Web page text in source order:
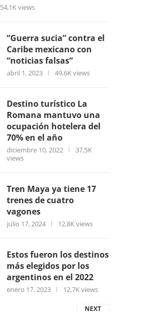
54,1K views
“Guerra sucia” contra el
Caribe mexicano con
“noticias falsas”
abril 1, 2023 49,6K views
Destino turístico La
Romana mantuvo una
ocupación hotelera del
70% en el año
diciembre 10, 2022
37,5K
views
Tren Maya ya tiene 17
trenes de cuatro
vagones
julio 17, 2024 12,8K views
Estos fueron los destinos
más elegidos por los
argentinos en el 2022
enero 17, 2023 12,7K views
NEXT